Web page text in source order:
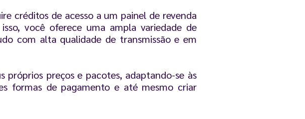
créditos de acesso a um painel de revenda
você oferece uma ampla variedade de
com alta qualidade de transmissão e em
preços e pacotes, adaptando-se às
formas de pagamento e até mesmo criar